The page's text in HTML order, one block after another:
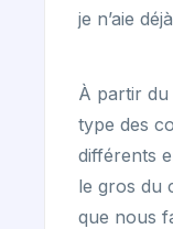
je n’aie
À partir du
type des
différents
le gros du
que nous